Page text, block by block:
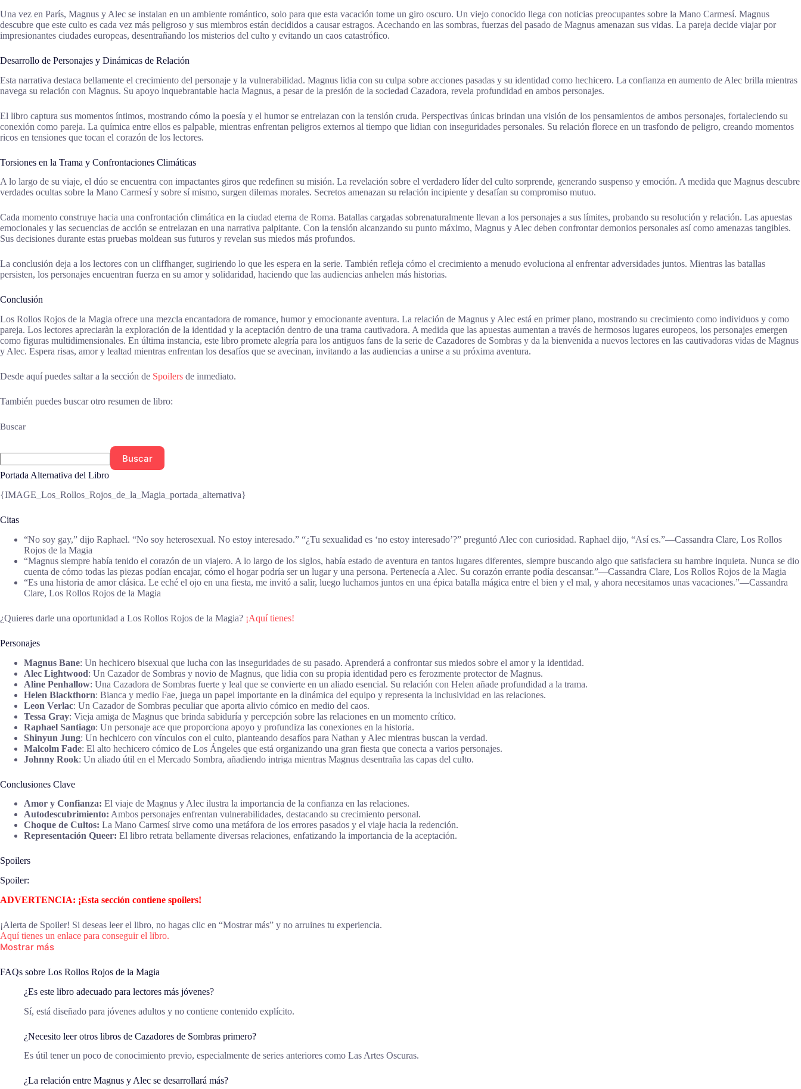
Una vez en París, Magnus y Alec se instalan en un ambiente romántico, solo para que esta vacación tome un giro oscuro. Un viejo conocido llega con noticias preocupantes sobre la Mano Carmesí. Magnus
descubre que este culto es cada vez más peligroso y sus miembros están decididos a causar estragos. Acechando en las sombras, fuerzas del pasado de Magnus amenazan sus vidas. La pareja decide viajar por
impresionantes ciudades europeas, desentrañando los misterios del culto y evitando un caos catastrófico.
Desarrollo de Personajes y Dinámicas de Relación
Esta narrativa destaca bellamente el crecimiento del personaje y la vulnerabilidad. Magnus lidia con su culpa sobre acciones pasadas y su identidad como hechicero. La confianza en aumento de Alec brilla mientras
navega su relación con Magnus. Su apoyo inquebrantable hacia Magnus, a pesar de la presión de la sociedad Cazadora, revela profundidad en ambos personajes.
El libro captura sus momentos íntimos, mostrando cómo la poesía y el humor se entrelazan con la tensión cruda. Perspectivas únicas brindan una visión de los pensamientos de ambos personajes, fortaleciendo su
conexión como pareja. La química entre ellos es palpable, mientras enfrentan peligros externos al tiempo que lidian con inseguridades personales. Su relación florece en un trasfondo de peligro, creando momentos
ricos en tensiones que tocan el corazón de los lectores.
Torsiones en la Trama y Confrontaciones Climáticas
A lo largo de su viaje, el dúo se encuentra con impactantes giros que redefinen su misión. La revelación sobre el verdadero líder del culto sorprende, generando suspenso y emoción. A medida que Magnus descubre
verdades ocultas sobre la Mano Carmesí y sobre sí mismo, surgen dilemas morales. Secretos amenazan su relación incipiente y desafían su compromiso mutuo.
Cada momento construye hacia una confrontación climática en la ciudad eterna de Roma. Batallas cargadas sobrenaturalmente llevan a los personajes a sus límites, probando su resolución y relación. Las apuestas
emocionales y las secuencias de acción se entrelazan en una narrativa palpitante. Con la tensión alcanzando su punto máximo, Magnus y Alec deben confrontar demonios personales así como amenazas tangibles.
Sus decisiones durante estas pruebas moldean sus futuros y revelan sus miedos más profundos.
La conclusión deja a los lectores con un cliffhanger, sugiriendo lo que les espera en la serie. También refleja cómo el crecimiento a menudo evoluciona al enfrentar adversidades juntos. Mientras las batallas
persisten, los personajes encuentran fuerza en su amor y solidaridad, haciendo que las audiencias anhelen más historias.
Conclusión
Los Rollos Rojos de la Magia ofrece una mezcla encantadora de romance, humor y emocionante aventura. La relación de Magnus y Alec está en primer plano, mostrando su crecimiento como individuos y como
pareja. Los lectores apreciaràn la exploración de la identidad y la aceptación dentro de una trama cautivadora. A medida que las apuestas aumentan a través de hermosos lugares europeos, los personajes emergen
como figuras multidimensionales. En última instancia, este libro promete alegría para los antiguos fans de la serie de Cazadores de Sombras y da la bienvenida a nuevos lectores en las cautivadoras vidas de Magnus
y Alec. Espera risas, amor y lealtad mientras enfrentan los desafíos que se avecinan, invitando a las audiencias a unirse a su próxima aventura.
Desde aquí puedes saltar a la sección de Spoilers de inmediato.
También puedes buscar otro resumen de libro:
Buscar
Buscar
Portada Alternativa del Libro
{IMAGE_Los_Rollos_Rojos_de_la_Magia_portada_alternativa}
Citas
“No soy gay,” dijo Raphael. “No soy heterosexual. No estoy interesado.” “¿Tu sexualidad es ‘no estoy interesado’?” preguntó Alec con curiosidad. Raphael dijo, “Así es.”―Cassandra Clare, Los Rollos
Rojos de la Magia
“Magnus siempre había tenido el corazón de un viajero. A lo largo de los siglos, había estado de aventura en tantos lugares diferentes, siempre buscando algo que satisfaciera su hambre inquieta. Nunca se dio
cuenta de cómo todas las piezas podían encajar, cómo el hogar podría ser un lugar y una persona. Pertenecía a Alec. Su corazón errante podía descansar.”―Cassandra Clare, Los Rollos Rojos de la Magia
“Es una historia de amor clásica. Le eché el ojo en una fiesta, me invitó a salir, luego luchamos juntos en una épica batalla mágica entre el bien y el mal, y ahora necesitamos unas vacaciones.”―Cassandra
Clare, Los Rollos Rojos de la Magia
¿Quieres darle una oportunidad a Los Rollos Rojos de la Magia? ¡Aquí tienes!
Personajes
Magnus Bane: Un hechicero bisexual que lucha con las inseguridades de su pasado. Aprenderá a confrontar sus miedos sobre el amor y la identidad.
Alec Lightwood: Un Cazador de Sombras y novio de Magnus, que lidia con su propia identidad pero es ferozmente protector de Magnus.
Aline Penhallow: Una Cazadora de Sombras fuerte y leal que se convierte en un aliado esencial. Su relación con Helen añade profundidad a la trama.
Helen Blackthorn: Bianca y medio Fae, juega un papel importante en la dinámica del equipo y representa la inclusividad en las relaciones.
Leon Verlac: Un Cazador de Sombras peculiar que aporta alivio cómico en medio del caos.
Tessa Gray: Vieja amiga de Magnus que brinda sabiduría y percepción sobre las relaciones en un momento crítico.
Raphael Santiago: Un personaje ace que proporciona apoyo y profundiza las conexiones en la historia.
Shinyun Jung: Un hechicero con vínculos con el culto, planteando desafíos para Nathan y Alec mientras buscan la verdad.
Malcolm Fade: El alto hechicero cómico de Los Ángeles que está organizando una gran fiesta que conecta a varios personajes.
Johnny Rook: Un aliado útil en el Mercado Sombra, añadiendo intriga mientras Magnus desentraña las capas del culto.
Conclusiones Clave
Amor y Confianza: El viaje de Magnus y Alec ilustra la importancia de la confianza en las relaciones.
Autodescubrimiento: Ambos personajes enfrentan vulnerabilidades, destacando su crecimiento personal.
Choque de Cultos: La Mano Carmesí sirve como una metáfora de los errores pasados y el viaje hacia la redención.
Representación Queer: El libro retrata bellamente diversas relaciones, enfatizando la importancia de la aceptación.
Spoilers
Spoiler:
ADVERTENCIA: ¡Esta sección contiene spoilers!
¡Alerta de Spoiler! Si deseas leer el libro, no hagas clic en “Mostrar más” y no arruines tu experiencia.
Aquí tienes un enlace para conseguir el libro.
Mostrar más
FAQs sobre Los Rollos Rojos de la Magia
¿Es este libro adecuado para lectores más jóvenes?
Sí, está diseñado para jóvenes adultos y no contiene contenido explícito.
¿Necesito leer otros libros de Cazadores de Sombras primero?
Es útil tener un poco de conocimiento previo, especialmente de series anteriores como Las Artes Oscuras.
¿La relación entre Magnus y Alec se desarrollará más?